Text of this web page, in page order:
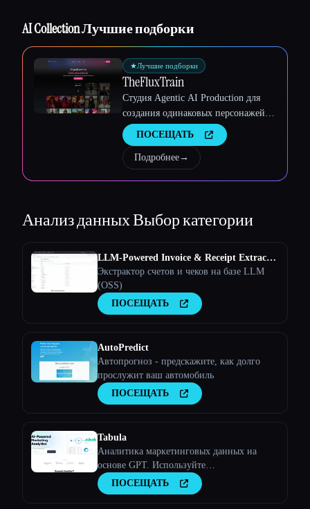
Esc
AI Collection Лучшие подборки
★Лучшие подборки
TheFluxTrain
Студия Agentic AI Production для
создания одинаковых персонажей,
рабочих процессов и видео
ПОСЕЩАТЬ
Подробнее→
Анализ данныхВыбор категории
LLM-Powered Invoice & Receipt Extractor
(OSS)
Экстрактор счетов и чеков на базе LLM
(OSS)
ПОСЕЩАТЬ
AutoPredict
Автопрогноз - предскажите, как долго
прослужит ваш автомобиль
ПОСЕЩАТЬ
Tabula
Аналитика маркетинговых данных на
основе GPT. Используйте
мультисенсорную атрибуцию, чтобы
увидеть, как различные маркетинговые
ПОСЕЩАТЬ